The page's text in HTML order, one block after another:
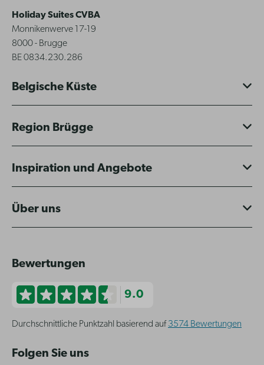
Holiday Suites CVBA
Monnikenwerve 17-19
8000 - Brugge
BE 0834.230.286
Belgische Küste
Region Brügge
Inspiration und Angebote
Über uns
Bewertungen
9.0
Durchschnittliche Punktzahl basierend auf 3574 Bewertungen
Folgen Sie uns